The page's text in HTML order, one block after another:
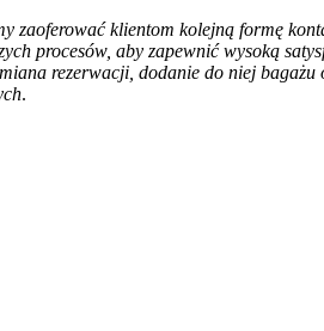
zaoferować klientom kolejną formę
procesów, aby zapewnić wysoką
rezerwacji, dodanie do niej
.